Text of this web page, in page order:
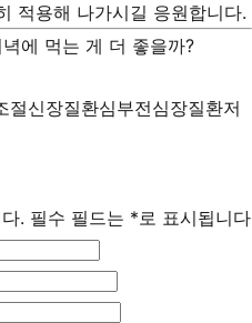
적용해 나가시길 응원합니다.
에 먹는 게 더 좋을까?
절신장질환심부전심장질환저
. 필수 필드는 *로 표시됩니다